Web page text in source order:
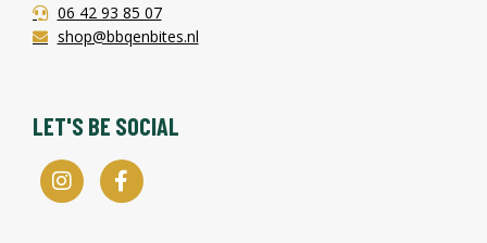
06 42 93 85 07
shop@bbqenbites.nl
LET'S BE SOCIAL